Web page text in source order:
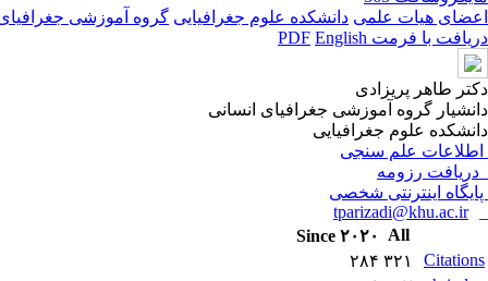
اعضای هیات علمی دانشکده علوم جغرافیایی گروه آموزشی
دریافت با فرمت PDF English
دکتر طاهر پریزادی
دانشیار گروه آموزشی جغرافیای انسانی
دانشکده علوم جغرافیایی
اطلاعات علم سنجی
دریافت رزومه
پایگاه اینترنتی شخصی
tparizadi@khu.ac.ir
All
Since ۲۰۲۰
Citations
۳۲۱ ۲۸۴